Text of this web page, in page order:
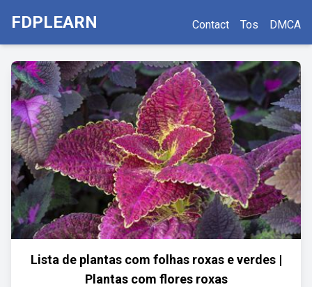
FDPLEARN Contact Tos DMCA
Lista de plantas com folhas roxas e verdes |
Plantas com flores roxas